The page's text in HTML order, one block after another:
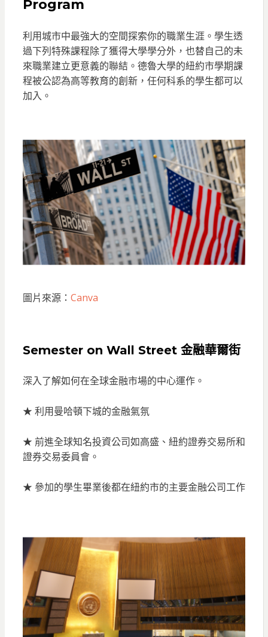
Program
利用城市中最強大的空間探索你的職業生涯。學生透
過下列特殊課程除了獲得大學學分外，也替自己的未
來職業建立更意義的聯結。德魯大學的紐約市學期課
程被公認為高等教育的創新，任何科系的學生都可以
加入。
圖片來源： Canva
Semester on Wall Street 金融華爾街
深入了解如何在全球金融市場的中心運作。
★ 利用曼哈頓下城的金融氣氛
★ 前進全球知名投資公司如高盛、紐約證券交易所和
證券交易委員會。
★ 參加的學生畢業後都在紐約市的主要金融公司工作